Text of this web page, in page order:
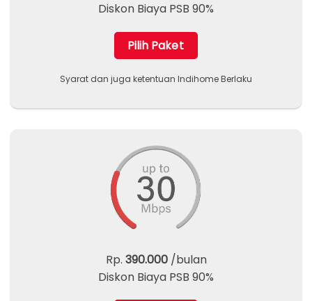
Diskon Biaya PSB 90%
Pilih Paket
Syarat dan juga ketentuan Indihome Berlaku
Rp. 390.000/bulan
Diskon Biaya PSB 90%